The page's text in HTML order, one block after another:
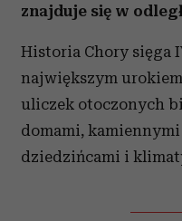
znajduje się w
Historia Chory sięga
największym
uliczek otoczonych
domami,
dziedzińcami i